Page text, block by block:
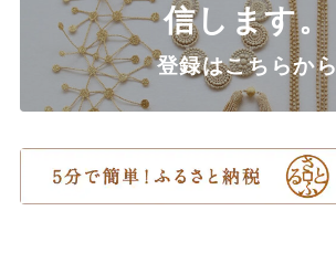
信します。
登録はこちらから